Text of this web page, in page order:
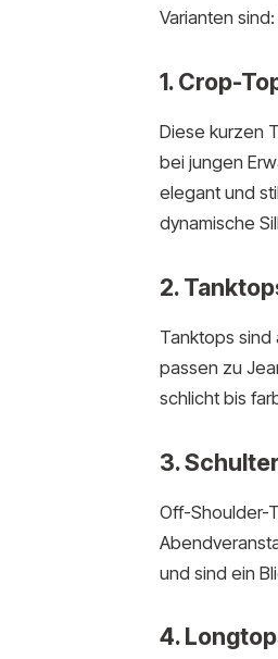
Varianten sind:
1. Crop-
Diese kurzen
bei jungen
elegant und
dynamische
2.
Tanktops sind
passen zu
schlicht bis
3.
Off-Shoulder-
und sind ein
4.